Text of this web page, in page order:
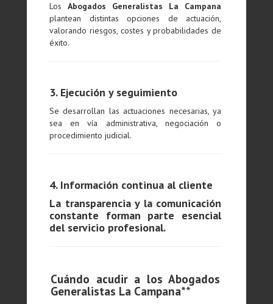
LosAbogados Generalistas La Campana
plantean distintas opciones de actuación,
valorando riesgos, costes y probabilidades de
éxito.
3. Ejecución y seguimiento
Se desarrollan las actuaciones necesarias, ya
sea en vía administrativa, negociación o
procedimiento judicial.
4. Información continua al cliente
La transparencia y la comunicación
constante forman parte esencial
del servicio profesional.
Cuándo acudir a los Abogados
Generalistas La Campana**